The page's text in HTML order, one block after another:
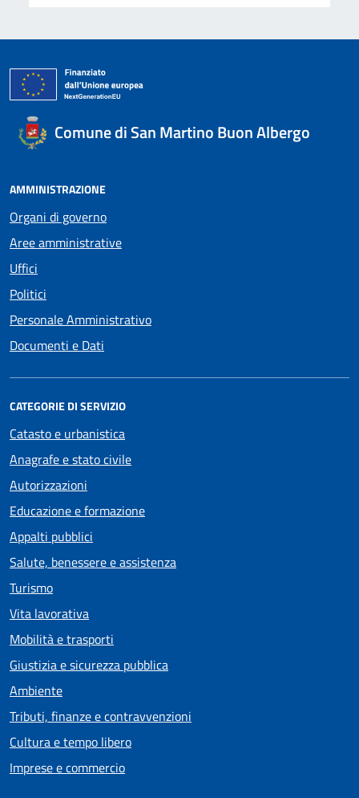
Comune di San Martino Buon Albergo
AMMINISTRAZIONE
Organi di governo
Aree amministrative
Uffici
Politici
Personale Amministrativo
Documenti e Dati
CATEGORIE DI SERVIZIO
Catasto e urbanistica
Anagrafe e stato civile
Autorizzazioni
Educazione e formazione
Appalti pubblici
Salute, benessere e assistenza
Turismo
Vita lavorativa
Mobilità e trasporti
Giustizia e sicurezza pubblica
Ambiente
Tributi, finanze e contravvenzioni
Cultura e tempo libero
Imprese e commercio